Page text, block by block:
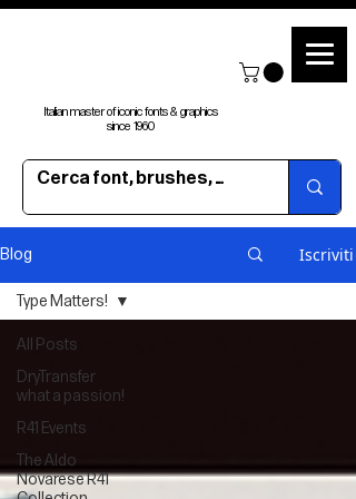
Italian master of iconic fonts & graphics
since 1960
Blog Iscriviti
All Posts
DryTransfer
what a passion!
R41 Events
The Aldo
Novarese R41
Type Matters!